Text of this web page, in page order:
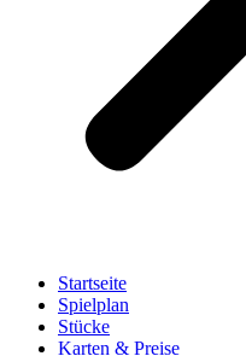
Startseite
Spielplan
Stücke
Karten & Preise